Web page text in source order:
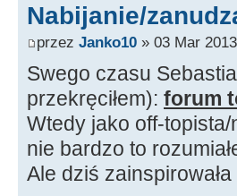
Nabijanie/
przez Janko10 » 03 Mar
Swego czasu
przekręciłem): forum
Wtedy jako off-
nie bardzo to
Ale dziś